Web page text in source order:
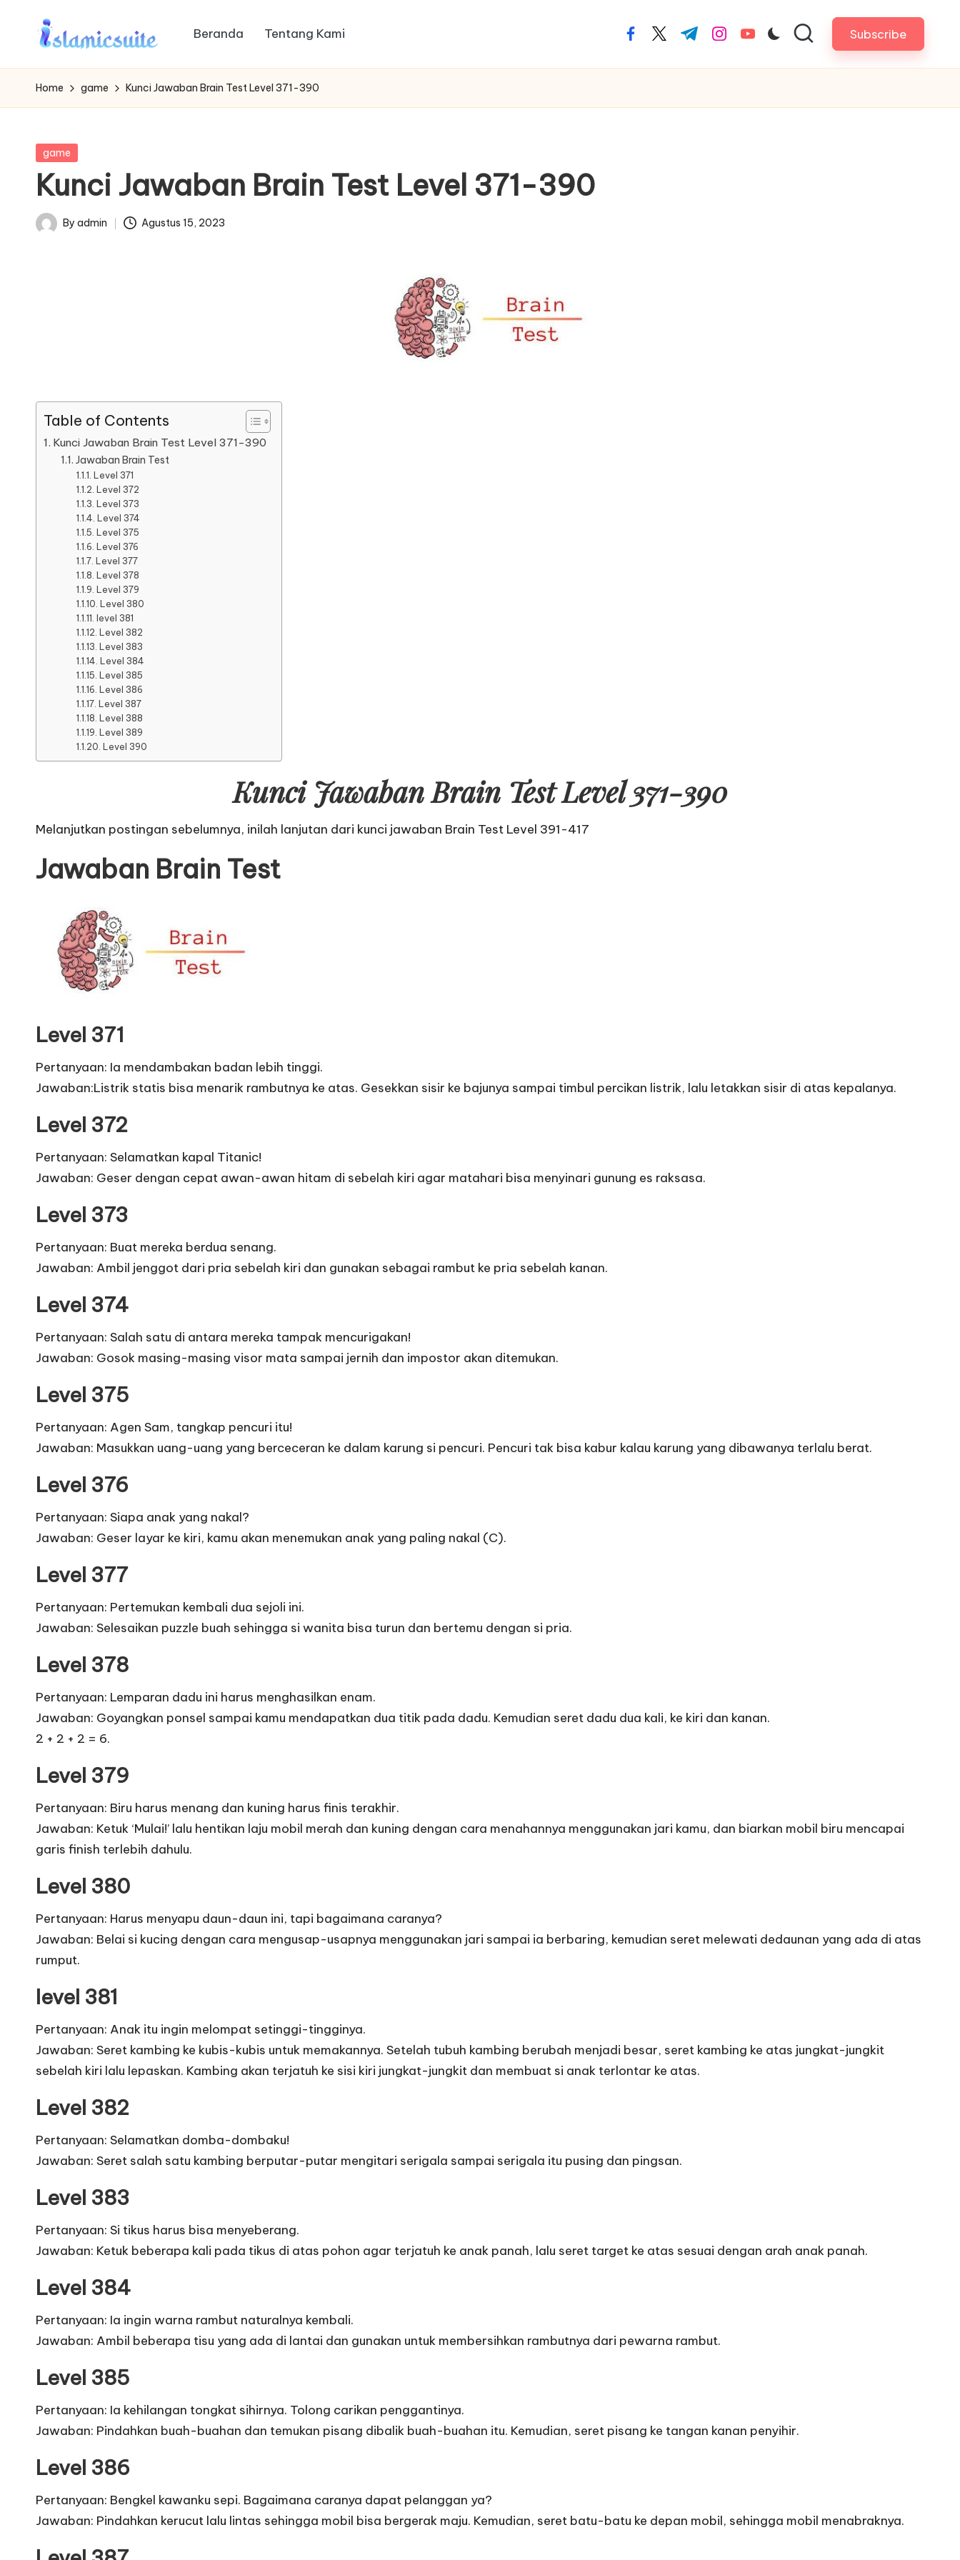
Beranda Tentang Kami facebook.com
twitter.com
t.me instagram.com
youtube.com Subscribe
Home game Kunci Jawaban Brain Test Level 371-390
Posted
game
Kunci Jawaban Brain Test Level 371-390
Posted
By admin Agustus 15, 2023
Table of Contents
Kunci Jawaban Brain Test Level 371-390
Jawaban Brain Test
Level 371
Level 372
Level 373
Level 374
Level 375
Level 376
Level 377
Level 378
Level 379
Level 380
level 381
Level 382
Level 383
Level 384
Level 385
Level 386
Level 387
Level 388
Level 389
Level 390
Kunci Jawaban Brain Test Level 371-390
Melanjutkan postingan sebelumnya, inilah lanjutan dari kunci jawaban Brain Test Level 391-417
Jawaban Brain Test
Level 371
Pertanyaan: Ia mendambakan badan lebih tinggi.
Jawaban:Listrik statis bisa menarik rambutnya ke atas. Gesekkan sisir ke bajunya sampai timbul percikan listrik, lalu letakkan sisir di atas kepalanya.
Level 372
Pertanyaan: Selamatkan kapal Titanic!
Jawaban: Geser dengan cepat awan-awan hitam di sebelah kiri agar matahari bisa menyinari gunung es raksasa.
Level 373
Pertanyaan: Buat mereka berdua senang.
Jawaban: Ambil jenggot dari pria sebelah kiri dan gunakan sebagai rambut ke pria sebelah kanan.
Level 374
Pertanyaan: Salah satu di antara mereka tampak mencurigakan!
Jawaban: Gosok masing-masing visor mata sampai jernih dan impostor akan ditemukan.
Level 375
Pertanyaan: Agen Sam, tangkap pencuri itu!
Jawaban: Masukkan uang-uang yang berceceran ke dalam karung si pencuri. Pencuri tak bisa kabur kalau karung yang dibawanya terlalu berat.
Level 376
Pertanyaan: Siapa anak yang nakal?
Jawaban: Geser layar ke kiri, kamu akan menemukan anak yang paling nakal (C).
Level 377
Pertanyaan: Pertemukan kembali dua sejoli ini.
Jawaban: Selesaikan puzzle buah sehingga si wanita bisa turun dan bertemu dengan si pria.
Level 378
Pertanyaan: Lemparan dadu ini harus menghasilkan enam.
Jawaban: Goyangkan ponsel sampai kamu mendapatkan dua titik pada dadu. Kemudian seret dadu dua kali, ke kiri dan kanan.
2 + 2 + 2 = 6.
Level 379
Pertanyaan: Biru harus menang dan kuning harus finis terakhir.
Jawaban: Ketuk ‘Mulai!’ lalu hentikan laju mobil merah dan kuning dengan cara menahannya menggunakan jari kamu, dan biarkan mobil biru mencapai
garis finish terlebih dahulu.
Level 380
Pertanyaan: Harus menyapu daun-daun ini, tapi bagaimana caranya?
Jawaban: Belai si kucing dengan cara mengusap-usapnya menggunakan jari sampai ia berbaring, kemudian seret melewati dedaunan yang ada di atas
rumput.
level 381
Pertanyaan: Anak itu ingin melompat setinggi-tingginya.
Jawaban: Seret kambing ke kubis-kubis untuk memakannya. Setelah tubuh kambing berubah menjadi besar, seret kambing ke atas jungkat-jungkit
sebelah kiri lalu lepaskan. Kambing akan terjatuh ke sisi kiri jungkat-jungkit dan membuat si anak terlontar ke atas.
Level 382
Pertanyaan: Selamatkan domba-dombaku!
Jawaban: Seret salah satu kambing berputar-putar mengitari serigala sampai serigala itu pusing dan pingsan.
Level 383
Pertanyaan: Si tikus harus bisa menyeberang.
Jawaban: Ketuk beberapa kali pada tikus di atas pohon agar terjatuh ke anak panah, lalu seret target ke atas sesuai dengan arah anak panah.
Level 384
Pertanyaan: Ia ingin warna rambut naturalnya kembali.
Jawaban: Ambil beberapa tisu yang ada di lantai dan gunakan untuk membersihkan rambutnya dari pewarna rambut.
Level 385
Pertanyaan: Ia kehilangan tongkat sihirnya. Tolong carikan penggantinya.
Jawaban: Pindahkan buah-buahan dan temukan pisang dibalik buah-buahan itu. Kemudian, seret pisang ke tangan kanan penyihir.
Level 386
Pertanyaan: Bengkel kawanku sepi. Bagaimana caranya dapat pelanggan ya?
Jawaban: Pindahkan kerucut lalu lintas sehingga mobil bisa bergerak maju. Kemudian, seret batu-batu ke depan mobil, sehingga mobil menabraknya.